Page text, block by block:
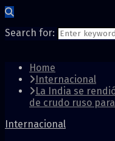
Search for:
Home
Internacional
La India se
de crudo ruso
Internacional